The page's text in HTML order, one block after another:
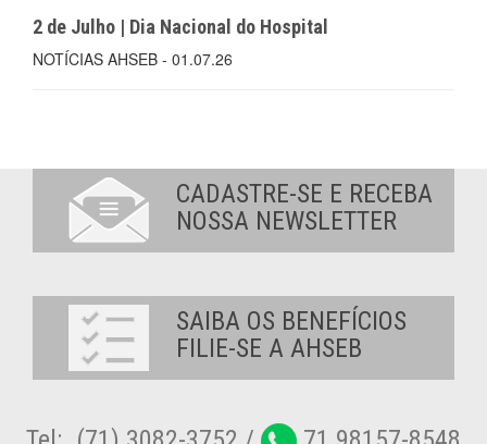
2 de Julho | Dia Nacional do Hospital
NOTÍCIAS AHSEB - 01.07.26
CADASTRE-SE E RECEBA
NOSSA NEWSLETTER
SAIBA OS BENEFÍCIOS
FILIE-SE A AHSEB